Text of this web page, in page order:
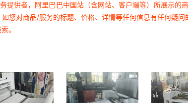
提供者，阿里巴巴中国站（含网站、客户端等）所展示
您对商品/服务的标题、价格、详情等任何信息有任何疑
。